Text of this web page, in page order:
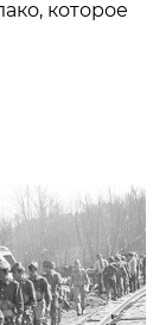
которое